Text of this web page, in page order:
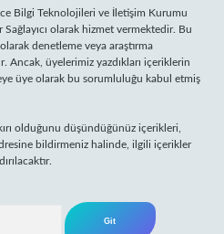
Bilgi Teknolojileri ve İletişim Kurumu
Sağlayıcı olarak hizmet vermektedir. Bu
denetleme veya araştırma
Ancak, üyelerimiz yazdıkları içeriklerin
üye olarak bu sorumluluğu kabul etmiş
olduğunu düşündüğünüz içerikleri,
bildirmeniz halinde, ilgili içerikler